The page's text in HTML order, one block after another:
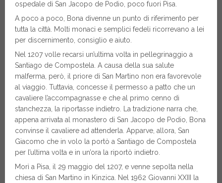
ospedale di San Jacopo de Podio, poco fuori Pisa.
A poco a poco, Bona divenne un punto di riferimento per
tutta la città. Molti monaci e semplici fedeli ricorrevano a lei
per discernimento, consiglio e aiuto.
Nel 1207 volle recarsi un’ultima volta in pellegrinaggio a
Santiago de Compostela. A causa della sua salute
malferma, però, il priore di San Martino non era favorevole
al viaggio. Tuttavia, concesse il permesso a patto che un
cavaliere l’accompagnasse e che al primo cenno di
stanchezza, la riportasse indietro. La tradizione narra che,
appena arrivata al monastero di San Jacopo de Podio, Bona
convinse il cavaliere ad attenderla. Apparve, allora, San
Giacomo che in volo la portò a Santiago de Compostela
per l’ultima volta e in un’ora la riportò indietro.
Morì a Pisa, il 29 maggio del 1207, e venne sepolta nella
chiesa di San Martino in Kinzica. Nel 1962 Giovanni XXIII la